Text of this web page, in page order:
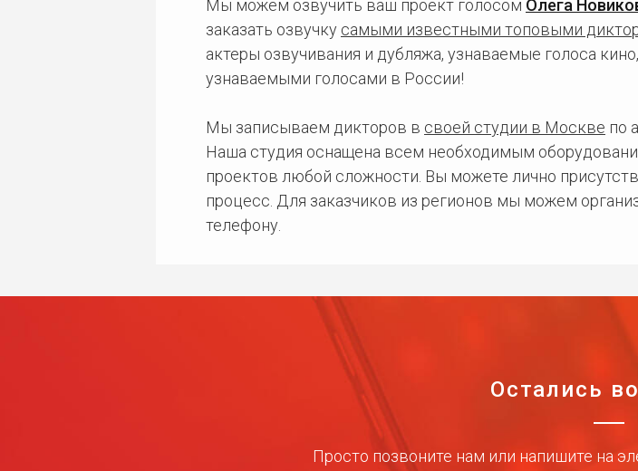
Мы можем озвучить ваш проект голосом Олега
заказать озвучку самыми известными топовыми
актеры озвучивания и дубляжа, узнаваемые голоса
узнаваемыми голосами в России!
Мы записываем дикторов в своей студии в Москве по
Наша студия оснащена всем необходимым
проектов любой сложности. Вы можете лично
процесс. Для заказчиков из регионов мы можем
телефону.
Остались
Просто позвоните нам или напишите на